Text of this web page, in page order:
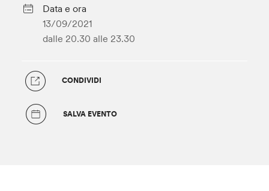
Data e ora
13/09/2021
dalle 20.30 alle 23.30
CONDIVIDI
SALVA EVENTO